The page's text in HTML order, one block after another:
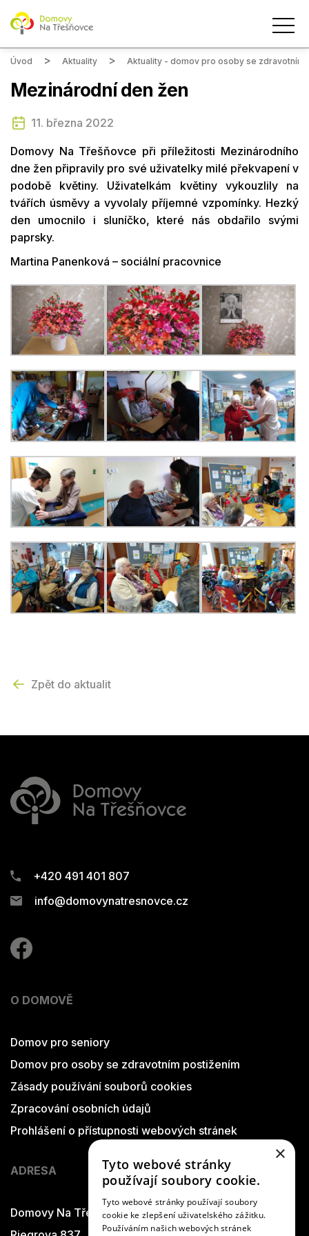
Úvod Aktuality Aktuality - domov pro osoby se zdravotním
Mezinárodní den žen
11. března 2022
Domovy Na Třešňovce při příležitosti Mezinárodního
dne žen připravily pro své uživatelky milé překvapení v
podobě květiny. Uživatelkám květiny vykouzlily na
tvářích úsměvy a vyvolaly příjemné vzpomínky. Hezký
den umocnilo i sluníčko, které nás obdařilo svými
paprsky.
Martina Panenková – sociální pracovnice
Zpět do aktualit
+420 491 401 807
info@domovynatresnovce.cz
O DOMOVĚ
Domov pro seniory
Domov pro osoby se zdravotním postižením
Zásady používání souborů cookies
Zpracování osobních údajů
Prohlášení o přístupnosti webových stránek
ADRESA
Domovy Na Třešňovce
×
Tyto webové stránky
používají soubory cookie.
Tyto webové stránky používají soubory
cookie ke zlepšení uživatelského zážitku.
Používáním našich webových stránek